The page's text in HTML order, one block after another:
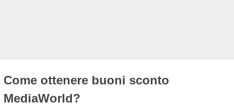
Come ottenere buoni sconto
MediaWorld?